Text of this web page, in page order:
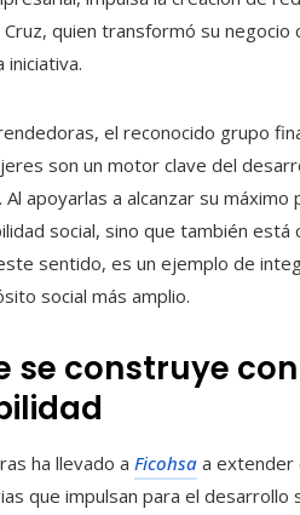
quien transformó su negocio
el reconocido grupo
son un motor clave del
apoyarlas a alcanzar su
social, sino que también está
sentido, es un ejemplo de
social más amplio.
se construye
ha llevado a Ficohsa a extender
que impulsan para el desarrollo